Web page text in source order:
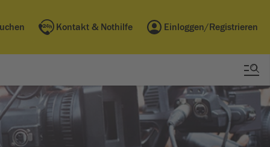
Kontakt & Nothilfe Einloggen/Registrieren